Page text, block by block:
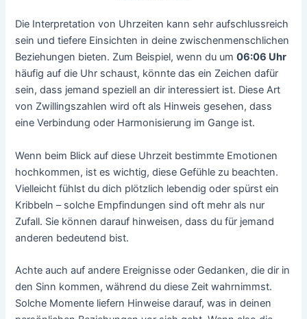
Die Interpretation von Uhrzeiten kann sehr aufschlussreich
sein und tiefere Einsichten in deine zwischenmenschlichen
Beziehungen bieten. Zum Beispiel, wenn du um06:06 Uhr
häufig auf die Uhr schaust, könnte das ein Zeichen dafür
sein, dass jemand speziell an dir interessiert ist. Diese Art
von Zwillingszahlen wird oft als Hinweis gesehen, dass
eine Verbindung oder Harmonisierung im Gange ist.
Wenn beim Blick auf diese Uhrzeit bestimmte Emotionen
hochkommen, ist es wichtig, diese Gefühle zu beachten.
Vielleicht fühlst du dich plötzlich lebendig oder spürst ein
Kribbeln – solche Empfindungen sind oft mehr als nur
Zufall. Sie können darauf hinweisen, dass du für jemand
anderen bedeutend bist.
Achte auch auf andere Ereignisse oder Gedanken, die dir in
den Sinn kommen, während du diese Zeit wahrnimmst.
Solche Momente liefern Hinweise darauf, was in deinen